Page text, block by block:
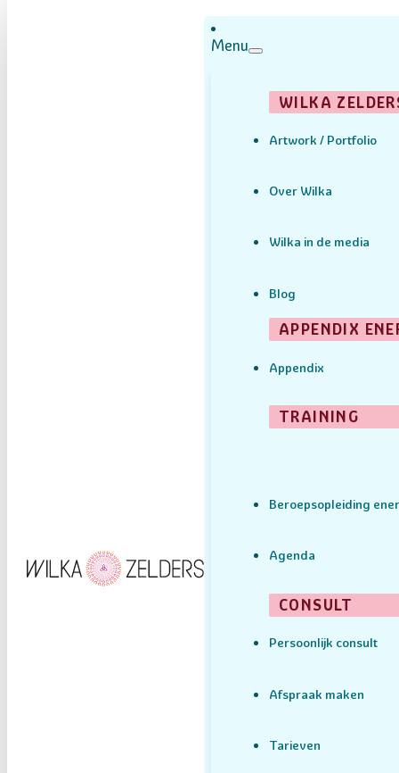
Menu
WILKA
Artwork / Portfolio
Over Wilka
Wilka in de media
Blog
APPENDIX
Appendix
TRAINING
Beroepsopleiding
Agenda
CONSULT
Persoonlijk consult
Afspraak maken
Tarieven